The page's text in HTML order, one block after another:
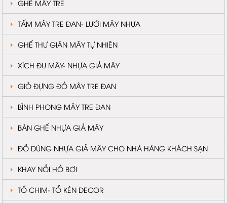
GHẾ MÂY TRE
TẤM MÂY TRE ĐAN- LƯỚI MÂY NHỰA
GHẾ THƯ GIÃN MÂY TỰ NHIÊN
XÍCH ĐU MÂY- NHỰA GIẢ MÂY
GIỎ ĐỰNG ĐỒ MÂY TRE ĐAN
BÌNH PHONG MÂY TRE ĐAN
BÀN GHẾ NHỰA GIẢ MÂY
ĐỒ DÙNG NHỰA GIẢ MÂY CHO NHÀ HÀNG KHÁCH SẠN
KHAY NỔI HỒ BƠI
TỔ CHIM- TỔ KÉN DECOR